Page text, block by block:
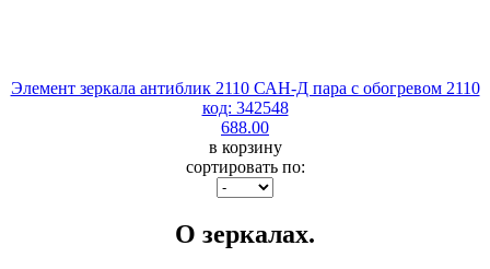
Элемент зеркала антиблик 2110 САН-Д пара с обогревом 2110
код: 342548
688.00
в корзину
сортировать по:
О зеркалах.